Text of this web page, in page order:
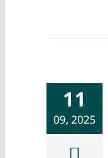
11
09, 2025